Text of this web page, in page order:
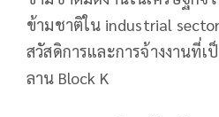
ข้ามชาติใน industrial
สวัสดิการและการจ้างงานที่เ
ลาน Block K